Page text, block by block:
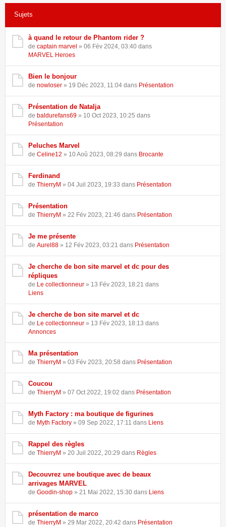
Sujets
à quand le retour de Phantom rider ?
de captain marvel » 06 Fév 2024, 03:40 dans
MARVEL Heroes
Bien le bonjour
de nowloser » 19 Déc 2023, 11:04 dans Présentation
Présentation de Natalja
de baldurefans69 » 10 Oct 2023, 10:25 dans
Présentation
Peluches Marvel
de Celine12 » 10 Aoû 2023, 08:29 dans Brocante
Ferdinand
de ThierryM » 04 Juil 2023, 19:33 dans Présentation
Présentation
de ThierryM » 22 Fév 2023, 21:46 dans Présentation
Je me présente
de Aurel88 » 12 Fév 2023, 03:21 dans Présentation
Je cherche de bon site marvel et dc pour des
répliques
de Le collectionneur » 13 Fév 2023, 18:21 dans
Liens
Je cherche de bon site marvel et dc
de Le collectionneur » 13 Fév 2023, 18:13 dans
Annonces
Ma présentation
de ThierryM » 03 Fév 2023, 20:58 dans Présentation
Coucou
de ThierryM » 07 Oct 2022, 19:02 dans Présentation
Myth Factory : ma boutique de figurines
de Myth Factory » 09 Sep 2022, 17:11 dans Liens
Rappel des règles
de ThierryM » 20 Juil 2022, 20:29 dans Règles
Decouvrez une boutique avec de beaux
arrivages MARVEL
de Goodin-shop » 21 Mai 2022, 15:30 dans Liens
présentation de marco
de ThierryM » 29 Mar 2022, 20:42 dans Présentation